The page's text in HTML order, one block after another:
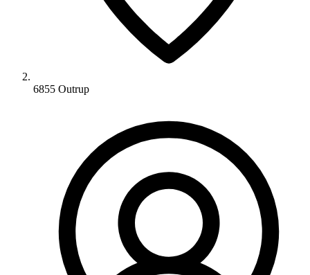
6855 Outrup